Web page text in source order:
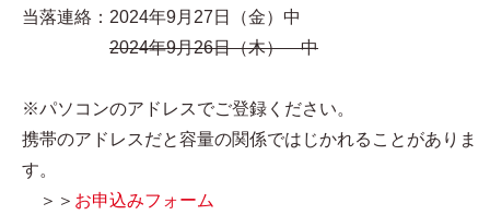
当落連絡：2024年9月27日（金）中
2024年9月26日（木） 中
※パソコンのアドレスでご登録ください。
携帯のアドレスだと容量の関係ではじかれることがありま
す。
＞＞ お申込みフォーム